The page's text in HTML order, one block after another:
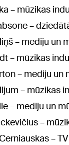
– mūzikas
–
– mediju un
– mūzikas
– mediju un
– mūzikas
– mediju un
–
–